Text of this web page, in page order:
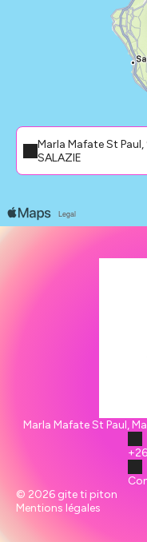
Marla Mafate St
SALAZIE
Marla Mafate St Paul,
© 2026 gite ti piton
Mentions légales